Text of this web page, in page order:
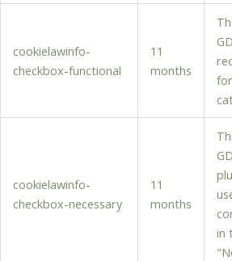
cookielawinfo-
checkbox-functional
11
months
cookielawinfo-
checkbox-necessary
11
months
in